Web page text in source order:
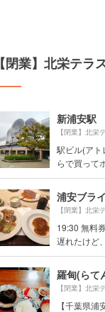
【閉業】北栄テラ
新浦安駅
【閉業】北栄
駅ビル(アト
らで買って
浦安ブラ
【閉業】北栄
19:30 無料
遅れたけど
羅甸(らて
【閉業】北栄
【千葉県